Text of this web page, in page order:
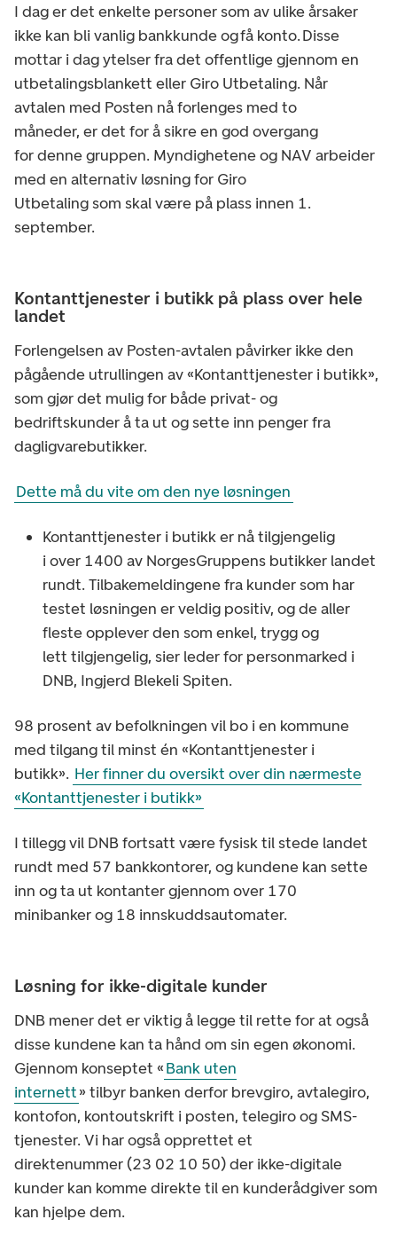
I dag er det enkelte personer som av ulike årsaker
ikke kan bli vanlig bankkunde og få konto. Disse
mottar i dag ytelser fra det offentlige gjennom en
utbetalingsblankett eller Giro Utbetaling. Når
avtalen med Posten nå forlenges med to
måneder, er det for å sikre en god overgang
for denne gruppen. Myndighetene og NAV arbeider
med en alternativ løsning for Giro
Utbetaling som skal være på plass innen 1.
september.
Kontanttjenester i butikk på plass over hele
landet
Forlengelsen av Posten-avtalen påvirker ikke den
pågående utrullingen av «Kontanttjenester i butikk»,
som gjør det mulig for både privat- og
bedriftskunder å ta ut og sette inn penger fra
dagligvarebutikker.
Dette må du vite om den nye løsningen
Kontanttjenester i butikk er nå tilgjengelig
i over 1400 av NorgesGruppens butikker landet
rundt. Tilbakemeldingene fra kunder som har
testet løsningen er veldig positiv, og de aller
fleste opplever den som enkel, trygg og
lett tilgjengelig, sier leder for personmarked i
DNB, Ingjerd Blekeli Spiten.
98 prosent av befolkningen vil bo i en kommune
med tilgang til minst én «Kontanttjenester i
butikk». Her finner du oversikt over din nærmeste
«Kontanttjenester i butikk»
I tillegg vil DNB fortsatt være fysisk til stede landet
rundt med 57 bankkontorer, og kundene kan sette
inn og ta ut kontanter gjennom over 170
minibanker og 18 innskuddsautomater.
Løsning for ikke-digitale kunder
DNB mener det er viktig å legge til rette for at også
disse kundene kan ta hånd om sin egen økonomi.
Gjennom konseptet «Bank uten
internett» tilbyr banken derfor brevgiro, avtalegiro,
kontofon, kontoutskrift i posten, telegiro og SMS-
tjenester. Vi har også opprettet et
direktenummer (23 02 10 50) der ikke-digitale
kunder kan komme direkte til en kunderådgiver som
kan hjelpe dem.